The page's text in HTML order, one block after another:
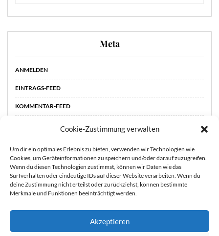
Cookie-Zustimmung verwalten
Um dir ein optimales Erlebnis zu bieten, verwenden wir Technologien wie
Cookies, um Geräteinformationen zu speichern und/oder darauf zuzugreifen.
Wenn du diesen Technologien zustimmst, können wir Daten wie das
Surfverhalten oder eindeutige IDs auf dieser Website verarbeiten. Wenn du
deine Zustimmung nicht erteilst oder zurückziehst, können bestimmte
Merkmale und Funktionen beeinträchtigt werden.
Akzeptieren
Meta
ANMELDEN
EINTRAGS-FEED
KOMMENTAR-FEED
STARTSEITE ÜBER
Sie können die Erfassung Ihrer Daten durch Google Analytics